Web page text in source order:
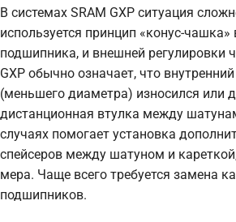
В системах SRAM GXP ситуация
используется принцип «конус-чашка»
подшипника, и внешней регулировки
GXP обычно означает, что
(меньшего диаметра) износился или
дистанционная втулка между
случаях помогает установка
спейсеров между шатуном и
мера. Чаще всего требуется замена
подшипников.